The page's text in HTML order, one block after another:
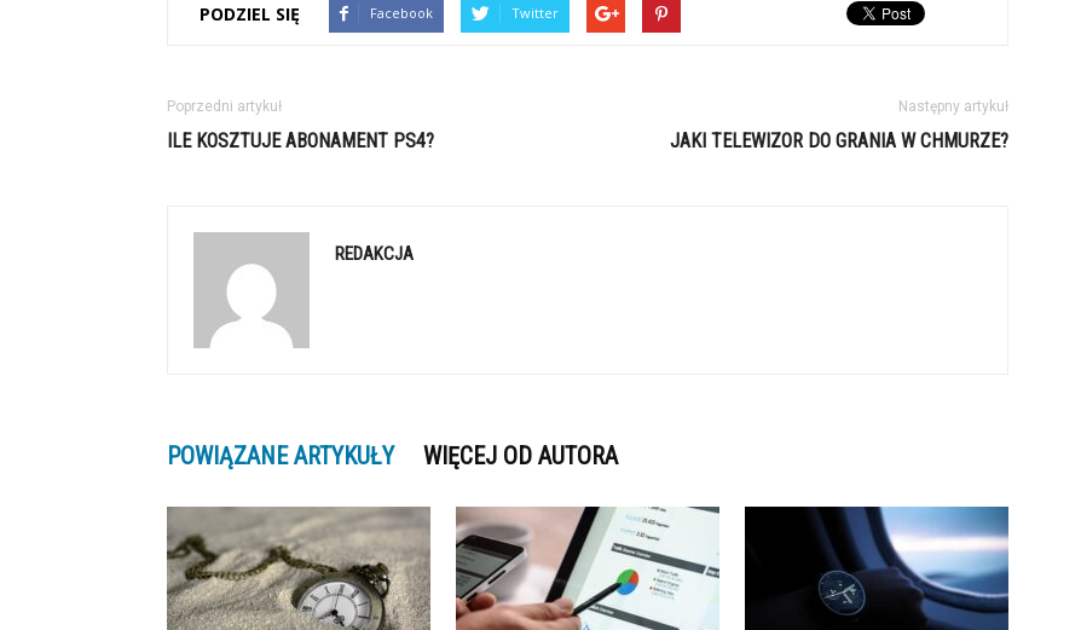
PODZIEL SIĘ Facebook Twitter
Poprzedni artykuł
ILE KOSZTUJE ABONAMENT PS4?
Następny artykuł
JAKI TELEWIZOR DO GRANIA W CHMURZE?
REDAKCJA
POWIĄZANE ARTYKUŁY WIĘCEJ OD AUTORA